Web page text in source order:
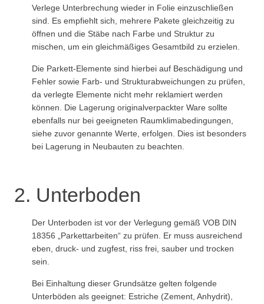
Verlege Unterbrechung wieder in Folie einzuschließen
sind. Es empfiehlt sich, mehrere Pakete gleichzeitig zu
öffnen und die Stäbe nach Farbe und Struktur zu
mischen, um ein gleichmäßiges Gesamtbild zu erzielen.
Die Parkett-Elemente sind hierbei auf Beschädigung und
Fehler sowie Farb- und Strukturabweichungen zu prüfen,
da verlegte Elemente nicht mehr reklamiert werden
können. Die Lagerung originalverpackter Ware sollte
ebenfalls nur bei geeigneten Raumklimabedingungen,
siehe zuvor genannte Werte, erfolgen. Dies ist besonders
bei Lagerung in Neubauten zu beachten.
2. Unterboden
Der Unterboden ist vor der Verlegung gemäß VOB DIN
18356 „Parkettarbeiten“ zu prüfen. Er muss ausreichend
eben, druck- und zugfest, riss frei, sauber und trocken
sein.
Bei Einhaltung dieser Grundsätze gelten folgende
Unterböden als geeignet: Estriche (Zement, Anhydrit),